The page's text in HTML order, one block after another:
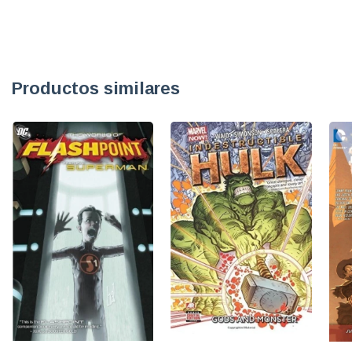
Productos similares